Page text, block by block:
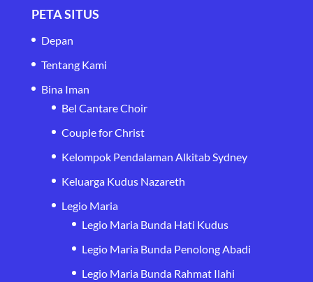
PETA SITUS
Depan
Tentang Kami
Bina Iman
Bel Cantare Choir
Couple for Christ
Kelompok Pendalaman Alkitab Sydney
Keluarga Kudus Nazareth
Legio Maria
Legio Maria Bunda Hati Kudus
Legio Maria Bunda Penolong Abadi
Legio Maria Bunda Rahmat Ilahi